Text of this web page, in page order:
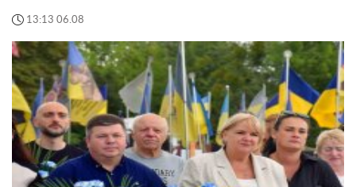
13:13 06.08